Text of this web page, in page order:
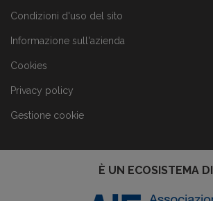
Condizioni d'uso del sito
Informazione sull'azienda
Cookies
Privacy policy
Gestione cookie
È UN ECOSISTEMA DI